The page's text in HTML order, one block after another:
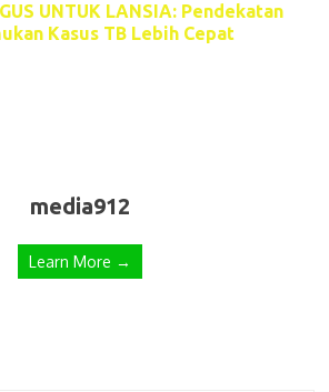
UNTUK LANSIA: Pendekatan
Kasus TB Lebih Cepat
media912
Learn More →